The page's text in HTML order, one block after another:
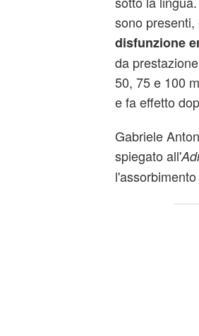
sono
disfunzione
da
50, 75 e 100
e fa effetto
Gabriele
spiegato all'